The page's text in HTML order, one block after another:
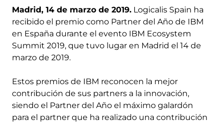
Madrid, 14 de marzo de 2019. Logicalis Spain ha
recibido el premio como Partner del Año de IBM
en España durante el evento IBM Ecosystem
Summit 2019, que tuvo lugar en Madrid el 14 de
marzo de 2019.
Estos premios de IBM reconocen la mejor
contribución de sus partners a la innovación,
siendo el Partner del Año el máximo galardón
para el partner que ha realizado una contribución